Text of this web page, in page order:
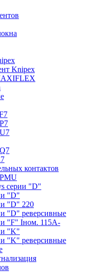
Knipex
контактов
серии "D"
"D"
"D" 220
"D" реверсивные
"F" Iном. 115А-
"K"
"K" реверсивные